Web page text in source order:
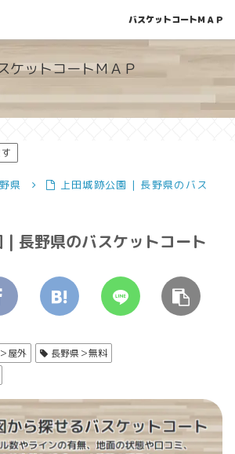
る！穴場が見つかるバスケットコート情報
ケットコートＭＡＰ
県
上田城跡公園 | 長野県のバス
| 長野県のバスケットコート
屋外
長野県＞無料
バスケットコートＭＡＰ